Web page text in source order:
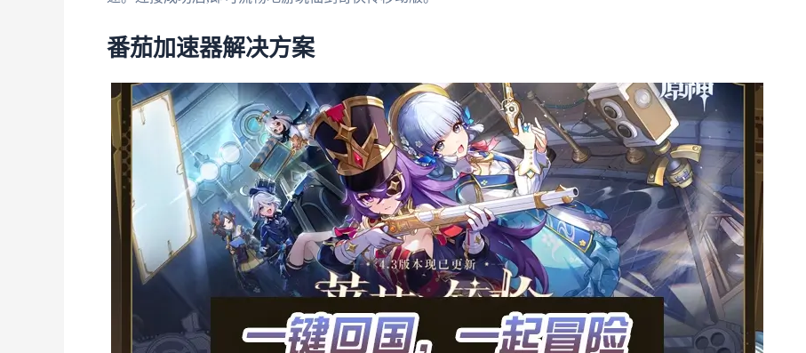
番茄加速器解决方案